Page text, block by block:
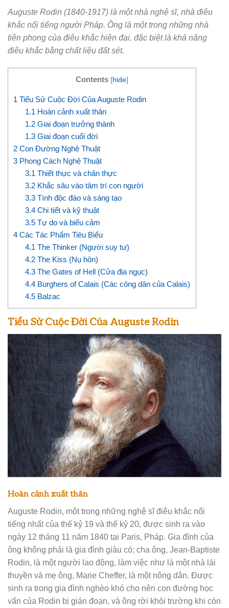
Auguste Rodin (1840-1917) là một nhà nghệ sĩ, nhà điêu
khắc nổi tiếng người Pháp. Ông là một trong những nhà
tiên phong của điêu khắc hiện đại, đặc biệt là khả năng
điêu khắc bằng chất liệu đất sét.
Contents [hide]
1 Tiểu Sử Cuộc Đời Của Auguste Rodin
1.1 Hoàn cảnh xuất thân
1.2 Giai đoạn trưởng thành
1.3 Giai đoạn cuối đời
2 Con Đường Nghệ Thuật
3 Phong Cách Nghệ Thuật
3.1 Thiết thực và chân thực
3.2 Khắc sâu vào tâm trí con người
3.3 Tính độc đáo và sáng tạo
3.4 Chi tiết và kỹ thuật
3.5 Tự do và biểu cảm
4 Các Tác Phẩm Tiêu Biểu
4.1 The Thinker (Người suy tư)
4.2 The Kiss (Nụ hôn)
4.3 The Gates of Hell (Cửa địa ngục)
4.4 Burghers of Calais (Các công dân của Calais)
4.5 Balzac
Tiểu Sử Cuộc Đời Của Auguste Rodin
Hoàn cảnh xuất thân
Auguste Rodin, một trong những nghệ sĩ điêu khắc nổi
tiếng nhất của thế kỷ 19 và thế kỷ 20, được sinh ra vào
ngày 12 tháng 11 năm 1840 tại Paris, Pháp. Gia đình của
ông không phải là gia đình giàu có; cha ông, Jean-Baptiste
Rodin, là một người lao động, làm việc như là một nhà lái
thuyền và mẹ ông, Marie Cheffer, là một nông dân. Được
sinh ra trong gia đình nghèo khó cho nên con đường học
vấn của Rodin bị gián đoạn, và ông rời khỏi trường khi còn